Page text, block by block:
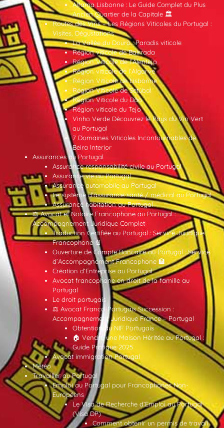
Alfama Lisbonne : Le Guide Complet du Plus
Ancien Quartier de la Capitale 🏛️
Routes des Vins – Les Régions Viticoles du Portugal :
Visites, Dégustations
La Vallée du Douro : Paradis viticole
Région viticole de Bairrada
Région Viticole de l’Alentejo
Région viticole de l’Algarve
Région Viticole de Lisbonne
Région Viticole de Setúbal
Région Viticole du Dão
Région viticole du Tejo
Vinho Verde Découvrez le Pays du Vin Vert
au Portugal
7 Domaines Viticoles Incontournables de
Beira Interior
Assurances au Portugal
Assurance responsabilité civile au Portugal
Assurance vie au Portugal
Assurance automobile au Portugal
Le système d’assurance santé / médical au Portugal
Assurance habitation au Portugal
⚖️ Avocat et Notaire Francophone au Portugal :
Accompagnement Juridique Complet
Traduction Certifiée au Portugal : Service Juridique
Francophone 📄
Ouverture de Compte Bancaire au Portugal : Service
d’Accompagnement Francophone 🏦
Création d’Entreprise au Portugal
Avocat francophone en droit de la famille au
Portugal
Le droit portugais
⚖️ Avocat Franco-Portugais Succession :
Accompagnement Juridique France – Portugal
Obtention du NIF Portugais
🏠 Vendre une Maison Héritée au Portugal :
Guide Pratique 2025
Avocat immigration Portugal
Météo
Travailler au Portugal
Emploi au Portugal pour Francophones Non-
Européens
Le Visa de Recherche d’Emploi au Portugal
(Visa DP)
Comment obtenir un permis de travail